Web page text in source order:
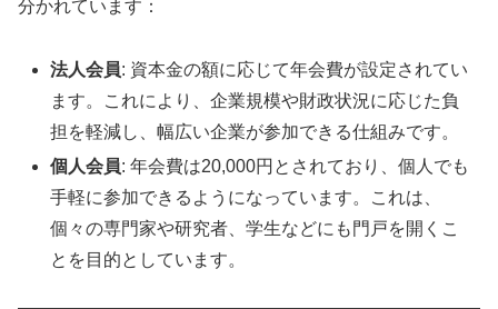
分かれています：
法人会員: 資本金の額に応じて年会費が設定されてい
ます。これにより、企業規模や財政状況に応じた負
担を軽減し、幅広い企業が参加できる仕組みです。
個人会員: 年会費は20,000円とされており、個人でも
手軽に参加できるようになっています。これは、
個々の専門家や研究者、学生などにも門戸を開くこ
とを目的としています。